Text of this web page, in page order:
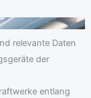
relevante Daten
der
entlang